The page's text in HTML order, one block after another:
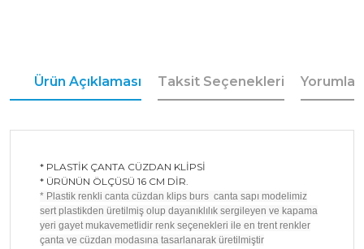
Ürün Açıklaması Taksit Seçenekleri Yorumlar
* PLASTİK ÇANTA CÜZDAN KLİPSİ
* ÜRÜNÜN ÖLÇÜSÜ 16 CM DİR.
* Plastik renkli canta cüzdan klips burs canta sapı modelimiz
sert plastikden üretilmiş olup dayanıklılık sergileyen ve kapama
yeri gayet mukavemetlidir renk seçenekleri ile en trent renkler
çanta ve cüzdan modasına tasarlanarak üretilmiştir